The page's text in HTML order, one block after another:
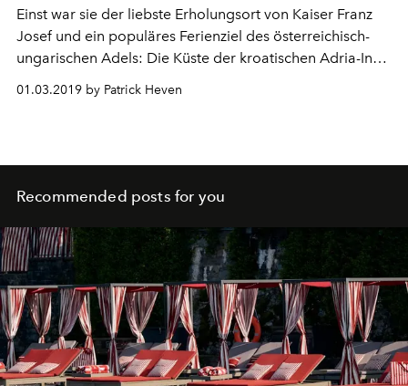
Einst war sie der liebste Erholungsort von Kaiser Franz
Josef und ein populäres Ferienziel des österreichisch-
ungarischen Adels: Die Küste der kroatischen Adria-Insel
reicher Geschichte und Tradition. Die Čikat-Bucht, wo
inmitten atemberaubend schöner Natur.
01.03.2019 by Patrick Heven
Recommended posts for you